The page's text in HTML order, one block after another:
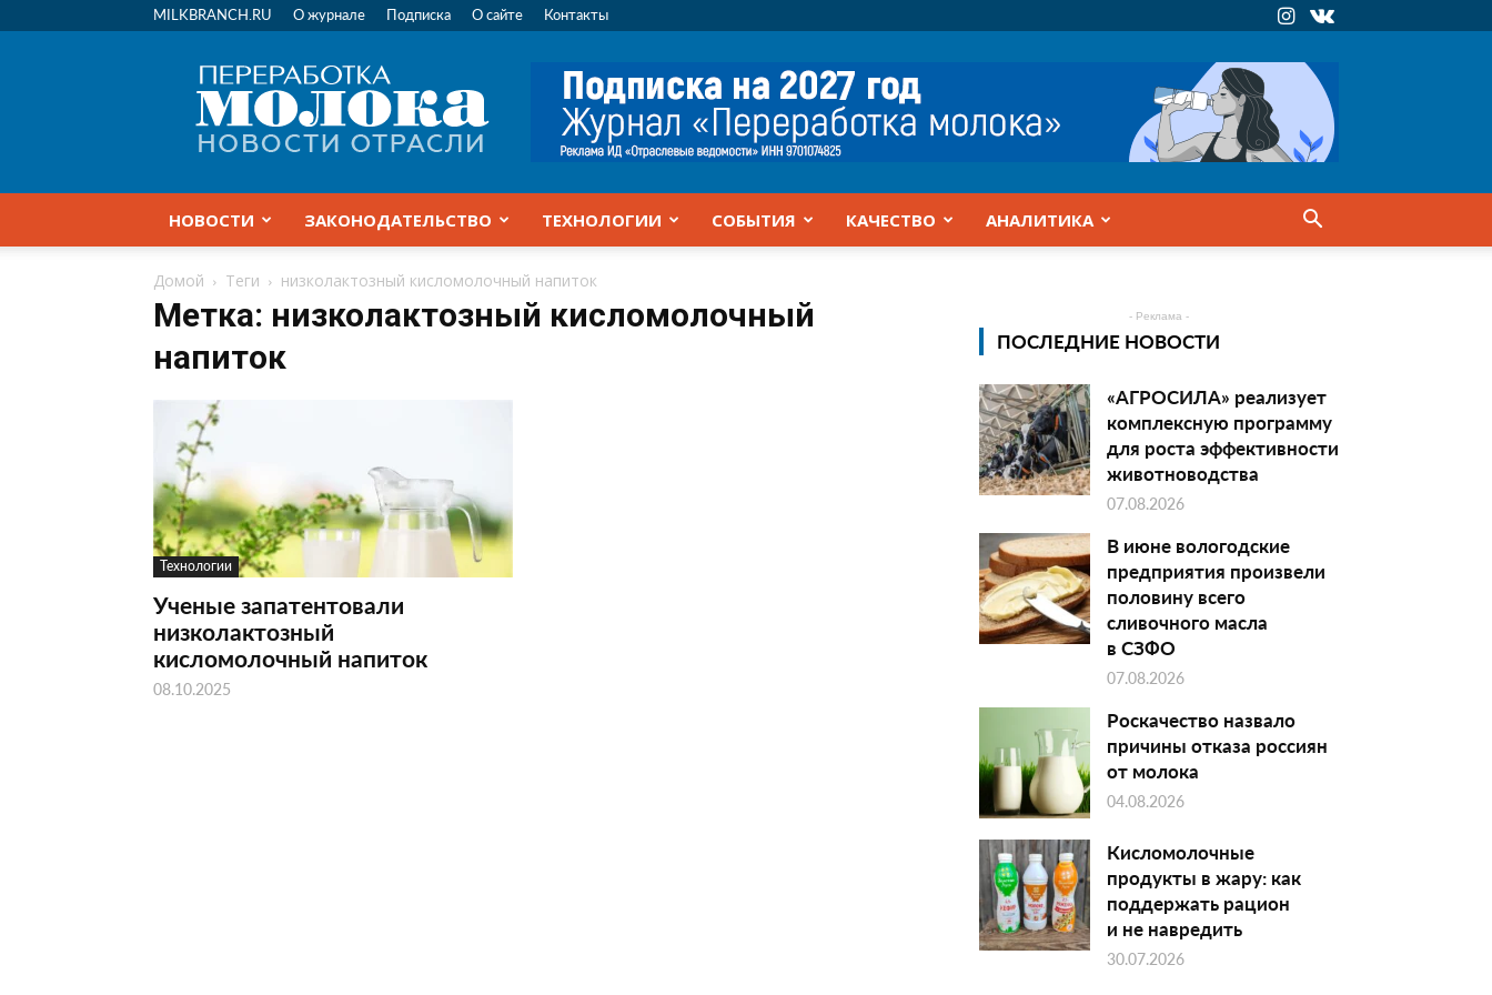
MILKBRANCH.RU О журнале Подписка О сайте Контакты
Переработка
молока
|
Новости
НОВОСТИ ЗАКОНОДАТЕЛЬСТВО ТЕХНОЛОГИИ СОБЫТИЯ КАЧЕСТВО АНАЛИТИКА
Домой Теги низколактозный кисломолочный напиток
Метка: низколактозный кисломолочный
напиток
Технологии
Ученые запатентовали
низколактозный
кисломолочный напиток
08.10.2025
- Реклама -
ПОСЛЕДНИЕ НОВОСТИ
«АГРОСИЛА» реализует
комплексную программу
для роста эффективности
животноводства
07.08.2026
В июне вологодские
предприятия произвели
половину всего
сливочного масла
в СЗФО
07.08.2026
Роскачество назвало
причины отказа россиян
от молока
04.08.2026
Кисломолочные
продукты в жару: как
поддержать рацион
и не навредить
30.07.2026